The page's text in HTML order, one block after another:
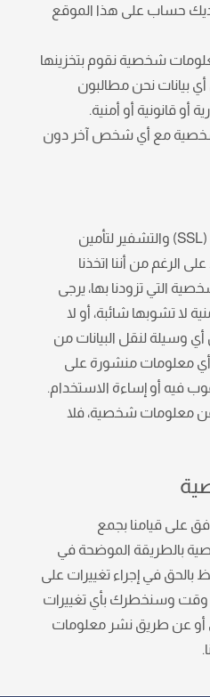
حساب على هذا الموقع
شخصية نقوم بتخزينها
بيانات نحن مطالبون
أو قانونية أو أمنية.
مع أي شخص آخر دون
تُستخدم طبقة المقابس الآمنة (SSL) والتشفير لتأمين
الرغم من أننا اتخذنا
التي تزودنا بها، يرجى
لا تشوبها شائبة، أو لا
وسيلة لنقل البيانات من
أي معلومات منشورة على
فيه أو إساءة الاستخدام.
عن معلومات شخصية، فلا
على قيامنا بجمع
بالطريقة الموضحة في
في إجراء تغييرات على
وسنخطرك بأي تغييرات
أو عن طريق نشر معلومات